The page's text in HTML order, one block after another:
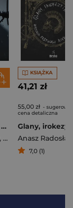
Funkcjonariusze piekła. Potulice 1941-1950 wyd. 2
, Paweł Skutecki
KSIĄŻKA
41,21 zł
55,00 zł -
cena detaliczna
Anasz
7,0 (1)